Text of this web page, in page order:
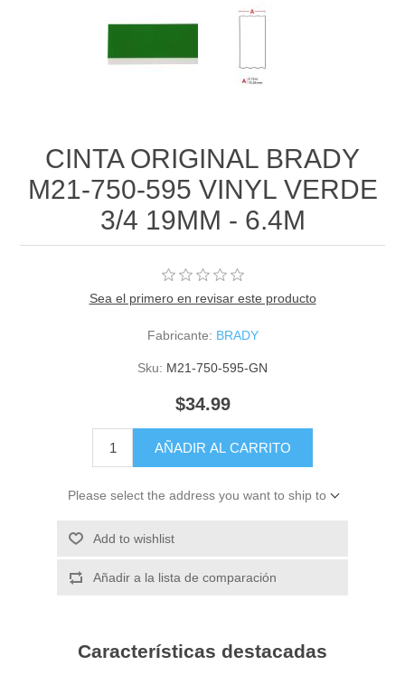
CINTA ORIGINAL BRADY
M21-750-595 VINYL VERDE
3/4 19MM - 6.4M
Sea el primero en revisar este producto
Fabricante: BRADY
Sku: M21-750-595-GN
$34.99
AÑADIR AL CARRITO
Please select the address you want to ship to
Add to wishlist
Añadir a la lista de comparación
Características destacadas